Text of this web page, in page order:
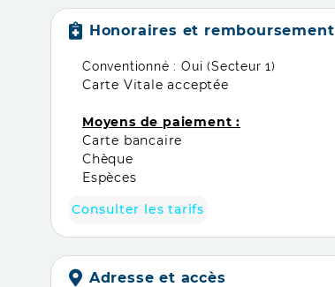
Honoraires et remboursement
Conventionné : Oui (Secteur 1)
Carte Vitale acceptée
Moyens de paiement :
Carte bancaire
Chèque
Espèces
Consulter les tarifs
Adresse et accès